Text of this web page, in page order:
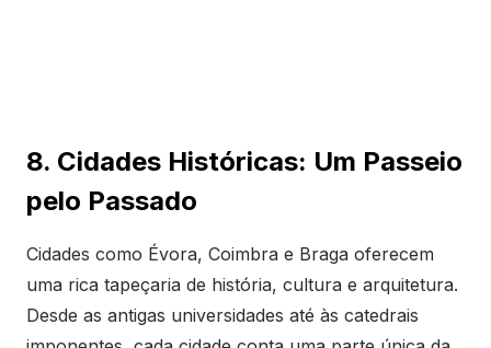
8. Cidades Históricas: Um Passeio
pelo Passado
Cidades como Évora, Coimbra e Braga oferecem
uma rica tapeçaria de história, cultura e arquitetura.
Desde as antigas universidades até às catedrais